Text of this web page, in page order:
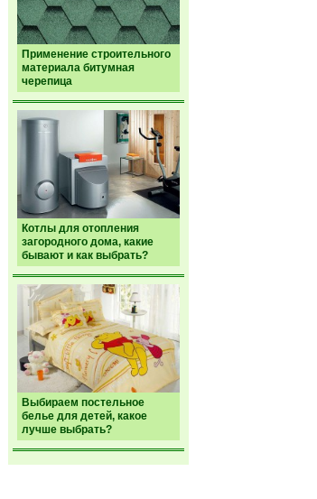
Применение строительного
материала битумная
черепица
Котлы для отопления
загородного дома, какие
бывают и как выбрать?
Выбираем постельное
белье для детей, какое
лучше выбрать?